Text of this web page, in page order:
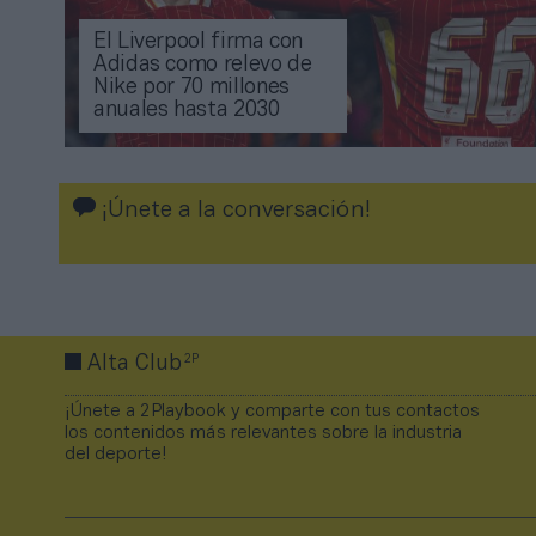
El Liverpool firma con
Adidas como relevo de
Nike por 70 millones
anuales hasta 2030
¡Únete a la conversación!
Alta Club2P
¡Únete a 2Playbook y comparte con tus contactos
los contenidos más relevantes sobre la industria
del deporte!